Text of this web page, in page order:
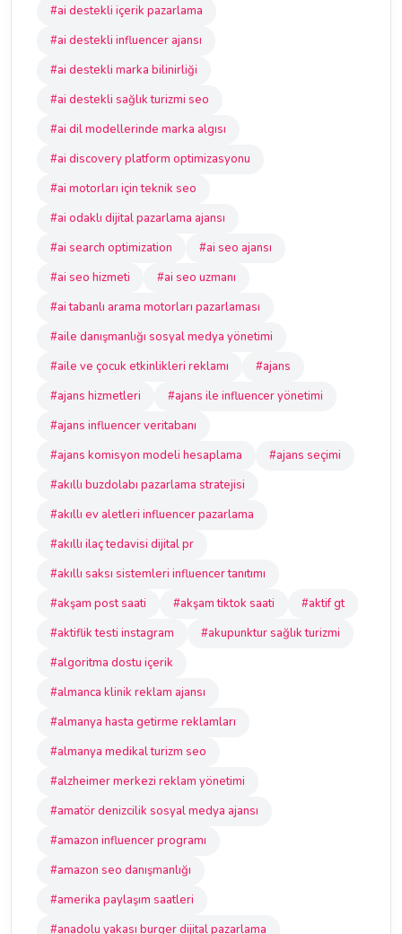
#ai destekli içerik pazarlama
#ai destekli influencer ajansı
#ai destekli marka bilinirliği
#ai destekli sağlık turizmi seo
#ai dil modellerinde marka algısı
#ai discovery platform optimizasyonu
#ai motorları için teknik seo
#ai odaklı dijital pazarlama ajansı
#ai search optimization
#ai seo ajansı
#ai seo hizmeti
#ai seo uzmanı
#ai tabanlı arama motorları pazarlaması
#aile danışmanlığı sosyal medya yönetimi
#aile ve çocuk etkinlikleri reklamı
#ajans
#ajans hizmetleri
#ajans ile influencer yönetimi
#ajans influencer veritabanı
#ajans komisyon modeli hesaplama
#ajans seçimi
#akıllı buzdolabı pazarlama stratejisi
#akıllı ev aletleri influencer pazarlama
#akıllı ilaç tedavisi dijital pr
#akıllı saksı sistemleri influencer tanıtımı
#akşam post saati
#akşam tiktok saati
#aktif gt
#aktiflik testi instagram
#akupunktur sağlık turizmi
#algoritma dostu içerik
#almanca klinik reklam ajansı
#almanya hasta getirme reklamları
#almanya medikal turizm seo
#alzheimer merkezi reklam yönetimi
#amatör denizcilik sosyal medya ajansı
#amazon influencer programı
#amazon seo danışmanlığı
#amerika paylaşım saatleri
#anadolu yakası burger dijital pazarlama